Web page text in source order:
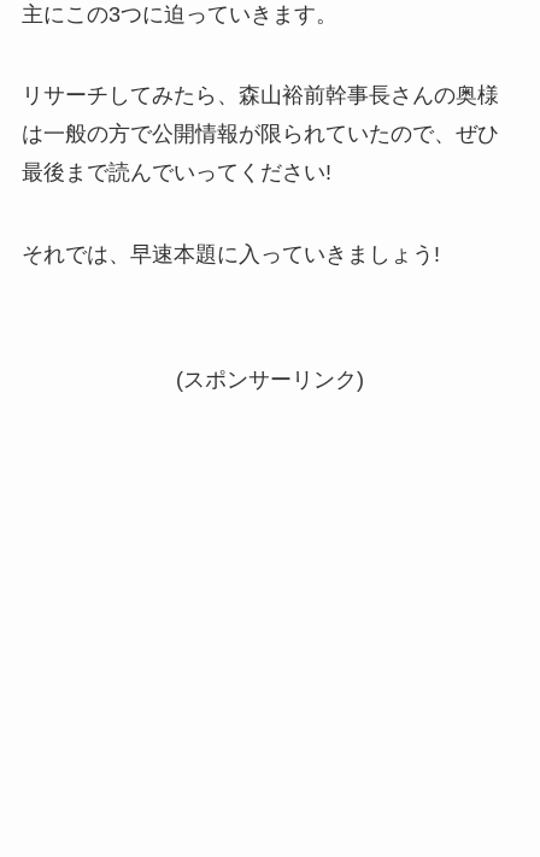
主にこの3つに迫っていきます。
リサーチしてみたら、森山裕前幹事長さんの奥様
は一般の方で公開情報が限られていたので、ぜひ
最後まで読んでいってください!
それでは、早速本題に入っていきましょう!
(スポンサーリンク)